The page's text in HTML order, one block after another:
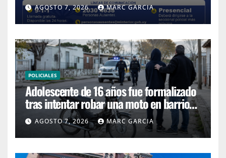
AGOSTO 7, 2026 MARC GARCIA
POLICIALES
Adolescente de 16 años fue formalizado
tras intentar robar una moto en barrio
4HAGOSTO 7, 2026 MARC GARCIA